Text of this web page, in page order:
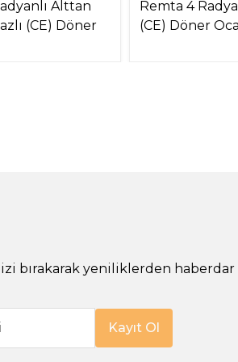
Alttan
(CE) Döner
Remta 4
(CE) Döner
bırakarak yeniliklerden
Kayıt Ol